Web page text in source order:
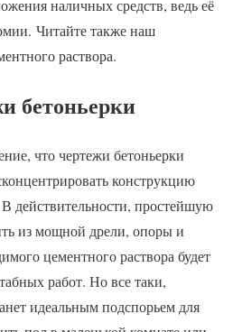
наличных средств, ведь её
Читайте также наш
раствора.
бетоньерки
что чертежи бетоньерки
конструкцию
действительности, простейшую
из мощной дрели, опоры и
цементного раствора будет
работ. Но все таки,
идеальным подспорьем для